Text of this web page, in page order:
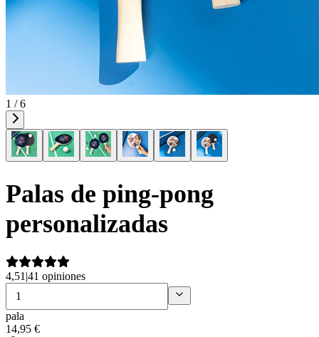
1 / 6
Palas de ping-pong
personalizadas
4,51 |41 opiniones
pala
14,95 €